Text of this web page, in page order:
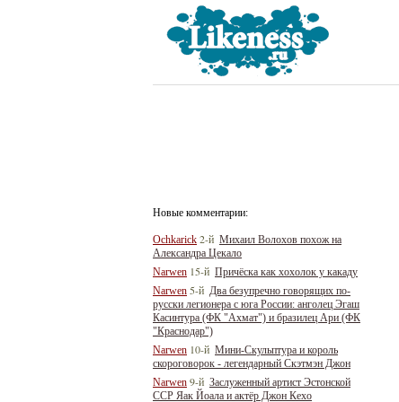
Новые комментарии:
Ochkarick 2-й Михаил Волохов похож на
Александра Цекало
Narwen 15-й Причёска как хохолок у какаду
Narwen 5-й Два безупречно говорящих по-
русски легионера с юга России: анголец Эгаш
Касинтура (ФК "Ахмат") и бразилец Ари (ФК
"Краснодар")
Narwen 10-й Мини-Скульптура и король
скороговорок - легендарный Скэтмэн Джон
Narwen 9-й Заслуженный артист Эстонской
ССР Яак Йоала и актёр Джон Кехо